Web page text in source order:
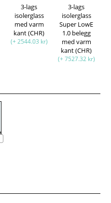
3-lags
isolerglass
med varm
kant (CHR)
(+ 2544.03 kr)
3-lags
isolerglass
Super LowE
1.0 belegg
med varm
kant (CHR)
(+ 7527.32 kr)